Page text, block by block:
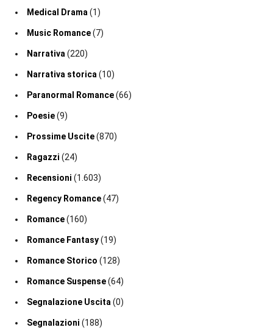
Medical Drama(1)
Music Romance(7)
Narrativa(220)
Narrativa storica(10)
Paranormal Romance(66)
Poesie(9)
Prossime Uscite(870)
Ragazzi (24)
Recensioni (1.603)
Regency Romance(47)
Romance(160)
Romance Fantasy(19)
Romance Storico (128)
Romance Suspense(64)
Segnalazione Uscita(0)
Segnalazioni (188)